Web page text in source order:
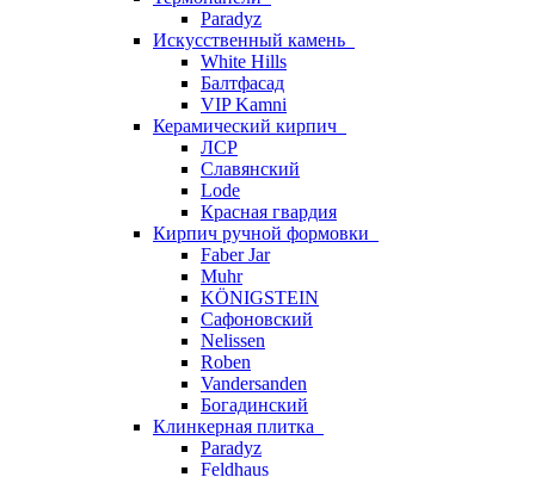
Paradyz
Искусственный камень
White Hills
Балтфасад
VIP Kamni
Керамический кирпич
ЛСР
Славянский
Lode
Красная гвардия
Кирпич ручной формовки
Faber Jar
Muhr
KÖNIGSTEIN
Сафоновский
Nelissen
Roben
Vandersanden
Богадинский
Клинкерная плитка
Paradyz
Feldhaus